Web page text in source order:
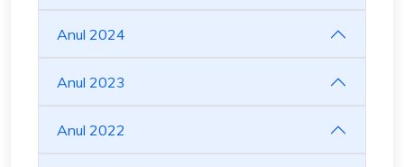
Anul 2024
Anul 2023
Anul 2022